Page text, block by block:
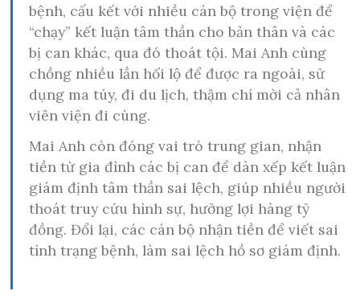
bệnh, cấu kết với nhiều cán bộ trong viện để
“chạy” kết luận tâm thần cho bản thân và các
bị can khác, qua đó thoát tội. Mai Anh cùng
chồng nhiều lần hối lộ để được ra ngoài, sử
dụng ma túy, đi du lịch, thậm chí mời cả nhân
viên viện đi cùng.
Mai Anh còn đóng vai trò trung gian, nhận
tiền từ gia đình các bị can để dàn xếp kết luận
giám định tâm thần sai lệch, giúp nhiều người
thoát truy cứu hình sự, hưởng lợi hàng tỷ
đồng. Đổi lại, các cán bộ nhận tiền để viết sai
tình trạng bệnh, làm sai lệch hồ sơ giám định.